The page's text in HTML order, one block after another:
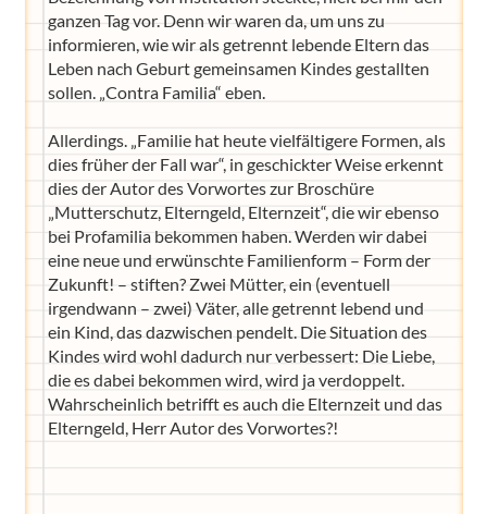
ganzen Tag vor. Denn wir waren da, um uns zu
informieren, wie wir als getrennt lebende Eltern das
Leben nach Geburt gemeinsamen Kindes gestallten
sollen. „Contra Familia“ eben.
Allerdings. „Familie hat heute vielfältigere Formen, als
dies früher der Fall war“, in geschickter Weise erkennt
dies der Autor des Vorwortes zur Broschüre
„Mutterschutz, Elterngeld, Elternzeit“, die wir ebenso
bei Profamilia bekommen haben. Werden wir dabei
eine neue und erwünschte Familienform – Form der
Zukunft! – stiften? Zwei Mütter, ein (eventuell
irgendwann – zwei) Väter, alle getrennt lebend und
ein Kind, das dazwischen pendelt. Die Situation des
Kindes wird wohl dadurch nur verbessert: Die Liebe,
die es dabei bekommen wird, wird ja verdoppelt.
Wahrscheinlich betrifft es auch die Elternzeit und das
Elterngeld, Herr Autor des Vorwortes?!